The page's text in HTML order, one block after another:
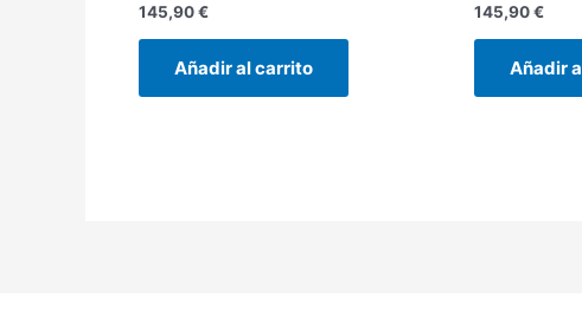
145,90€
Añadir al carrito
145,90€
Añadir